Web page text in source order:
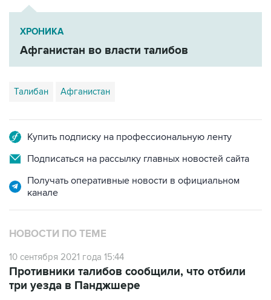
ХРОНИКА
Афганистан во власти талибов
Талибан Афганистан
Купить подписку на профессиональную ленту
Подписаться на рассылку главных новостей сайта
Получать оперативные новости в официальном
канале
НОВОСТИ ПО ТЕМЕ
10 сентября 2021 года 15:44
Противники талибов сообщили, что отбили
три уезда в Панджшере